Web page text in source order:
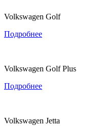
Volkswagen Golf
Подробнее
Volkswagen Golf Plus
Подробнее
Volkswagen Jetta